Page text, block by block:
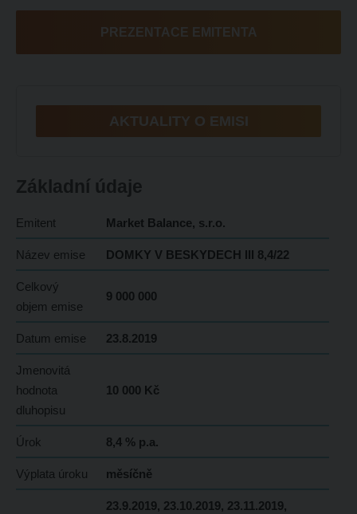
PREZENTACE EMITENTA
AKTUALITY O EMISI
Základní údaje
Emitent Market Balance, s.r.o.
Název emise DOMKY V BESKYDECH III 8,4/22
Celkový
objem emise
9 000 000
Datum emise 23.8.2019
Jmenovitá
hodnota
dluhopisu
10 000 Kč
Úrok 8,4 % p.a.
Výplata úroku měsíčně
23.9.2019, 23.10.2019, 23.11.2019,